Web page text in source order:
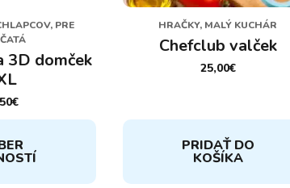
PRE
3D domček
€
HRAČKY, MALÝ KUCHÁR
Chefclub valček
25,00€
PRIDAŤ DO
KOŠÍKA